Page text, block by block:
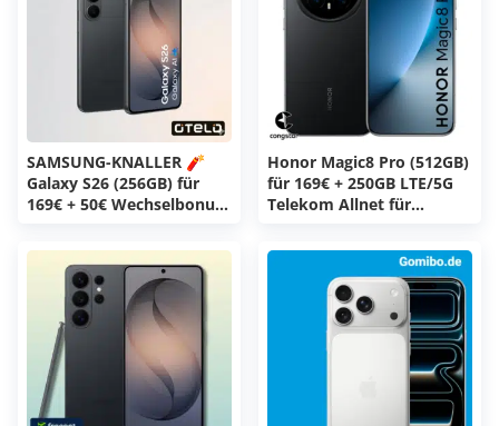
SAMSUNG-KNALLER 🧨
Galaxy S26 (256GB) für
169€ + 50€ Wechselbonus
für 19,99€/Monat + 0€
Anschlussgebühr (otelo
Allnet-Flat Classic)
Honor Magic8 Pro (512GB)
für 169€ + 250GB LTE/5G
Telekom Allnet für
(congstar Allnet Flat XL)